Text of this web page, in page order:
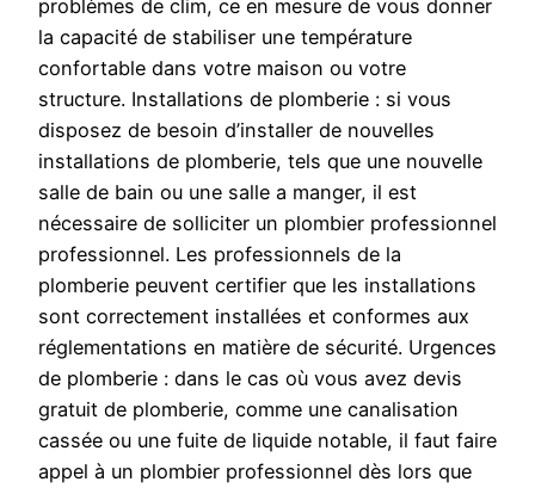
problèmes de clim, ce en mesure de vous donner
la capacité de stabiliser une température
confortable dans votre maison ou votre
structure. Installations de plomberie : si vous
disposez de besoin d’installer de nouvelles
installations de plomberie, tels que une nouvelle
salle de bain ou une salle a manger, il est
nécessaire de solliciter un plombier professionnel
professionnel. Les professionnels de la
plomberie peuvent certifier que les installations
sont correctement installées et conformes aux
réglementations en matière de sécurité. Urgences
de plomberie : dans le cas où vous avez devis
gratuit de plomberie, comme une canalisation
cassée ou une fuite de liquide notable, il faut faire
appel à un plombier professionnel dès lors que